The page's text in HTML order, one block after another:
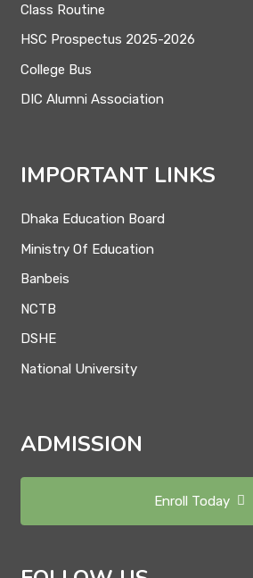
Class Routine
HSC Prospectus 2025-2026
College Bus
DIC Alumni Association
IMPORTANT LINKS
Dhaka Education Board
Ministry Of Education
Banbeis
NCTB
DSHE
National University
ADMISSION
Enroll Today